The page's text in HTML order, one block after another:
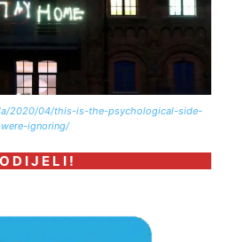
2020/04/this-is-the-psychological-side-
ignoring/
D I J E L I !